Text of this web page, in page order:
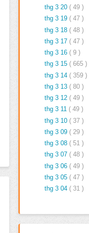
thg 3 20 ( 49 )
thg 3 19 ( 47 )
thg 3 18 ( 48 )
thg 3 17 ( 47 )
thg 3 16 ( 9 )
thg 3 15 ( 665 )
thg 3 14 ( 359 )
thg 3 13 ( 80 )
thg 3 12 ( 49 )
thg 3 11 ( 49 )
thg 3 10 ( 37 )
thg 3 09 ( 29 )
thg 3 08 ( 51 )
thg 3 07 ( 48 )
thg 3 06 ( 49 )
thg 3 05 ( 47 )
thg 3 04 ( 31 )